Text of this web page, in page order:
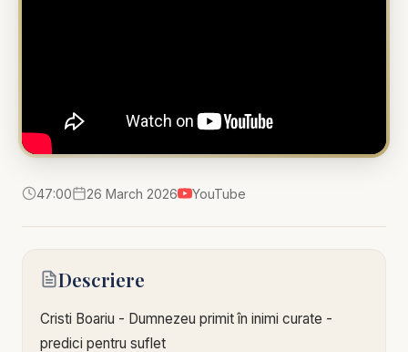
47:00 26 March 2026 YouTube
Descriere
Cristi Boariu - Dumnezeu primit în inimi curate -
predici pentru suflet